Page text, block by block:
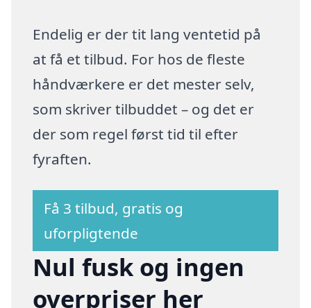
Endelig er der tit lang ventetid på
at få et tilbud. For hos de fleste
håndværkere er det mester selv,
som skriver tilbuddet – og det er
der som regel først tid til efter
fyraften.
Få 3 tilbud, gratis og
uforpligtende
Nul fusk og ingen
overpriser her